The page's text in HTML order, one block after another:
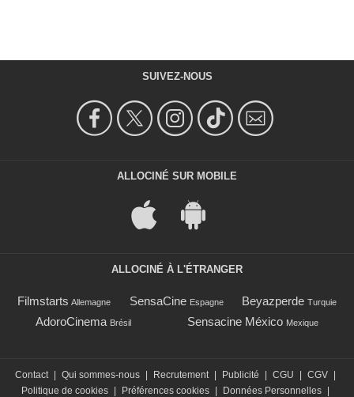
SUIVEZ-NOUS
ALLOCINÉ SUR MOBILE
ALLOCINÉ À L'ÉTRANGER
Filmstarts Allemagne SensaCine Espagne Beyazperde Turquie
AdoroCinema Brésil Sensacine México Mexique
Contact Qui sommes-nous Recrutement Publicité CGU CGV
Politique de cookies
Préférences cookies Données Personnelles